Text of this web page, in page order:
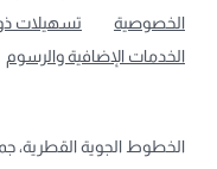
الخصوصية
تسهيلات
الخدمات الإضافية والرسوم
الخطوط الجوية القطرية،